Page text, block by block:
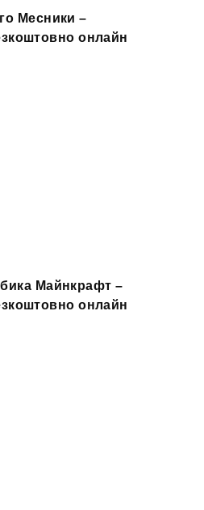
Месники –
онлайн
Майнкрафт –
онлайн